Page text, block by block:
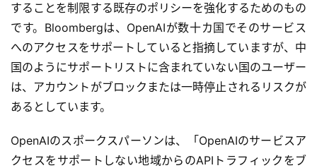
することを制限する既存のポリシーを強化するためのもの
です。Bloombergは、OpenAIが数十カ国でそのサービス
へのアクセスをサポートしていると指摘していますが、中
国のようにサポートリストに含まれていない国のユーザー
は、アカウントがブロックまたは一時停止されるリスクが
あるとしています。
OpenAIのスポークスパーソンは、「OpenAIのサービスア
クセスをサポートしない地域からのAPIトラフィックをブ